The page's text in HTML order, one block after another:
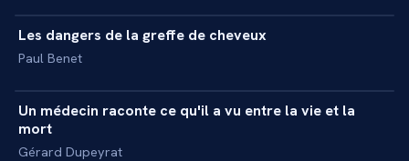
MASTERCLASS
Les dangers de la greffe de cheveux
Paul Benet
INTERVIEW
Un médecin raconte ce qu'il a vu entre la vie et la
mort
Gérard Dupeyrat